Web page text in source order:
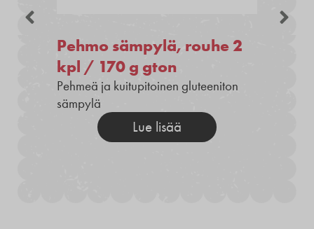
Pehmo sämpylä, rouhe 2
kpl / 170 g gton
Pehmeä ja kuitupitoinen gluteeniton
sämpylä
Lue lisää